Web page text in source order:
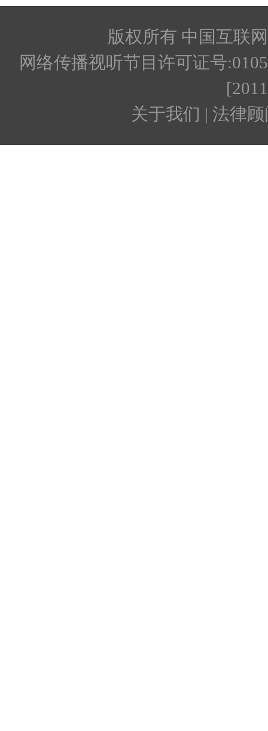
版权所有 中国互联
网络传播视听节目许可证号
关于我们 | 法律